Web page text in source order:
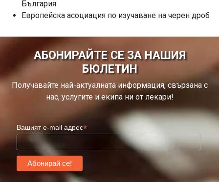
България
Европейска асоциация по изучаване на черен дроб
АБОНИРАЙТЕ СЕ ЗА НАШИЯ
БЮЛЕТИН
Получавайте най-актуалната информация, свързана с
нас, услугите и екипа ни от лекари!
Вашият e-mail адрес*